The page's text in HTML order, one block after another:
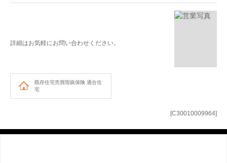
既存住宅売買瑕疵保険 適合住
宅
[C30010009964]
詳細はお気軽にお問い合わせください。